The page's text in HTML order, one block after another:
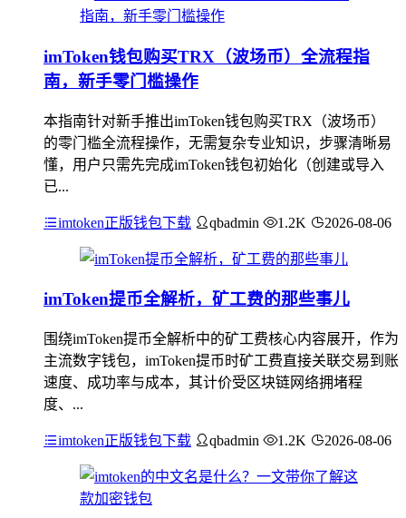
imToken钱包购买TRX（波场币）全流程指
南，新手零门槛操作
本指南针对新手推出imToken钱包购买TRX（波场币）
的零门槛全流程操作，无需复杂专业知识，步骤清晰易
懂，用户只需先完成imToken钱包初始化（创建或导入
已...
imtoken正版钱包下载 qbadmin 1.2K 2026-08-06
imToken提币全解析，矿工费的那些事儿
围绕imToken提币全解析中的矿工费核心内容展开，作为
主流数字钱包，imToken提币时矿工费直接关联交易到账
速度、成功率与成本，其计价受区块链网络拥堵程
度、...
imtoken正版钱包下载 qbadmin 1.2K 2026-08-06